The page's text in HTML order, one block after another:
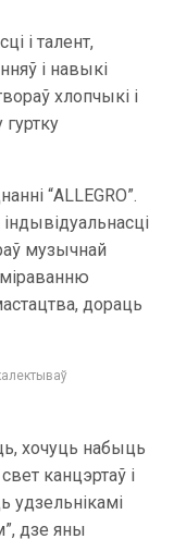
і талент,
і навыкі
хлопчыкі і
“ALLEGRO”.
музычнай
дораць
хочуць набыць
канцэртаў і
удзельнікамі
дзе яны